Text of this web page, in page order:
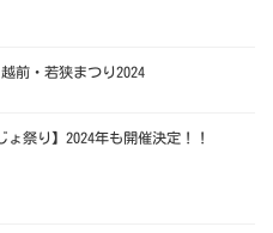
前・若狭まつり2024
祭り】2024年も開催決定！！